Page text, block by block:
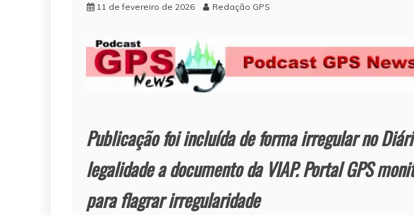
11 de fevereiro de 2026 Redação GPS
Publicação foi incluída de forma irregular no
legalidade a documento da VIAP. Portal GPS
para flagrar irregularidade